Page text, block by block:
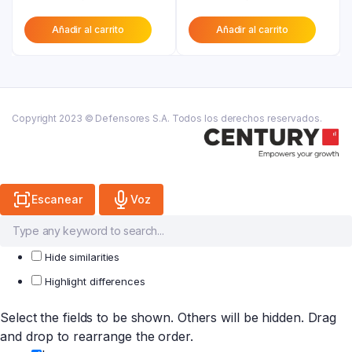
original
era:
precio
actual
Añadir al carrito
original
era:
precio
actual
Añadir al carrito
Copyright 2023 © Defensores S.A. Todos los derechos reservados.
Escanear Voz
Hide similarities
Highlight differences
Select the fields to be shown. Others will be hidden. Drag
and drop to rearrange the order.